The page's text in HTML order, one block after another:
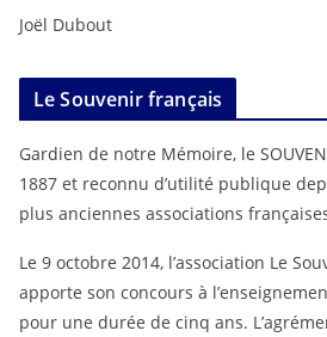
Joël Dubout
Le Souvenir français
Gardien de notre Mémoire, le
1887 et reconnu d’utilité publique
plus anciennes associations
Le 9 octobre 2014, l’association Le
apporte son concours à
pour une durée de cinq ans.